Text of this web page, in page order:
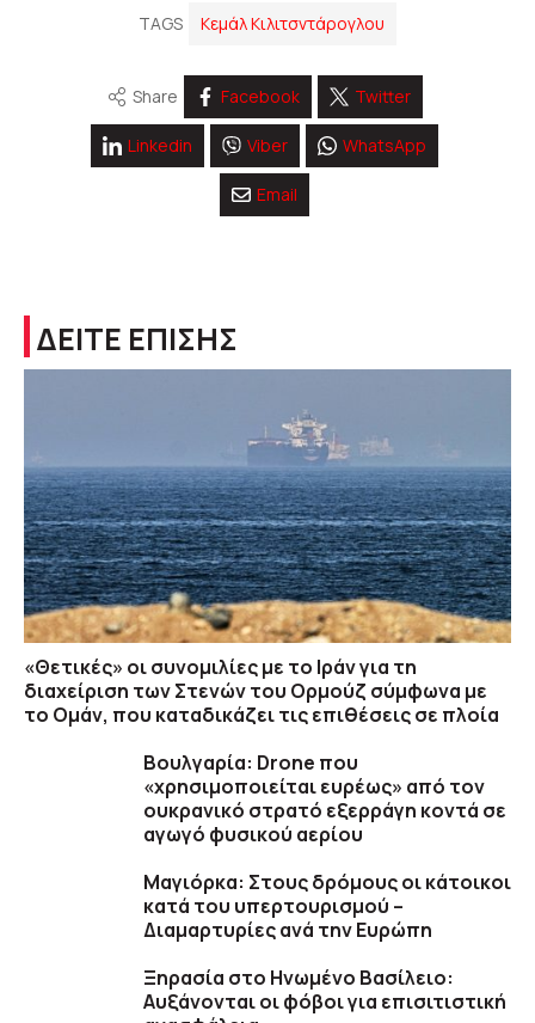
TAGS Κεμάλ Κιλιτσντάρογλου
Share Facebook Twitter
Linkedin Viber WhatsApp
Email
ΔΕΙΤΕ ΕΠΙΣΗΣ
«Θετικές» οι συνομιλίες με το Ιράν για τη
διαχείριση των Στενών του Ορμούζ σύμφωνα με
το Ομάν, που καταδικάζει τις επιθέσεις σε πλοία
Βουλγαρία: Drone που
«χρησιμοποιείται ευρέως» από τον
ουκρανικό στρατό εξερράγη κοντά σε
αγωγό φυσικού αερίου
Μαγιόρκα: Στους δρόμους οι κάτοικοι
κατά του υπερτουρισμού –
Διαμαρτυρίες ανά την Ευρώπη
Ξηρασία στο Ηνωμένο Βασίλειο:
Αυξάνονται οι φόβοι για επισιτιστική